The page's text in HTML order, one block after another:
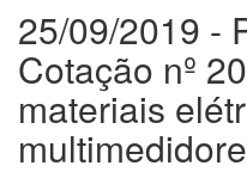
25/09/2019 -
Cotação nº
materiais